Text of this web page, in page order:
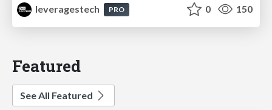
leveragestech
PRO 0 150
Featured
See All Featured